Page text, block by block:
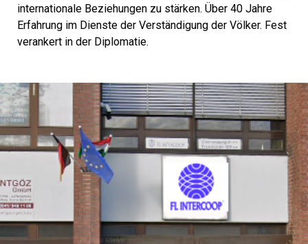
internationale Beziehungen zu stärken. Über 40 Jahre
Erfahrung im Dienste der Verständigung der Völker. Fest
verankert in der Diplomatie.